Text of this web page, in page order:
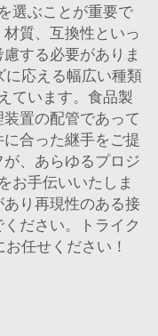
選ぶことが重要で
質、互換性といっ
する必要がありま
応える幅広い種類
ています。食品製
置の配管であって
合った継手をご提
、あらゆるプロジ
お手伝いいたしま
り再現性のある接
ださい。トライク
任せください！